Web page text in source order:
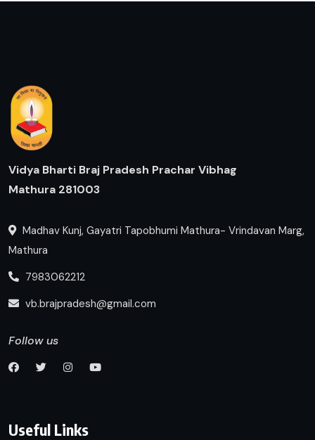
Vidya Bharti Braj Pradesh Prachar Vibhag
Mathura 281003
Madhav Kunj, Gayatri Tapobhumi Mathura- Vrindavan Marg,
Mathura
7983062212
vb.brajpradesh@gmail.com
Follow us
Useful Links